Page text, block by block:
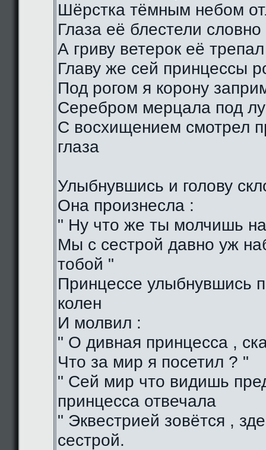
Шёрстка тёмным небом
Глаза её блестели
А гриву ветерок её трепал
Главу же сей принцессы
Под рогом я корону
Серебром мерцала под
С восхищением смотрел
глаза
Улыбнувшись и голову
Она произнесла :
" Ну что же ты молчишь
Мы с сестрой давно уж
тобой "
Принцессе улыбнувшись
колен
И молвил :
" О дивная принцесса ,
Что за мир я посетил ? "
" Сей мир что видишь
принцесса отвечала
" Эквестрией зовётся ,
сестрой.